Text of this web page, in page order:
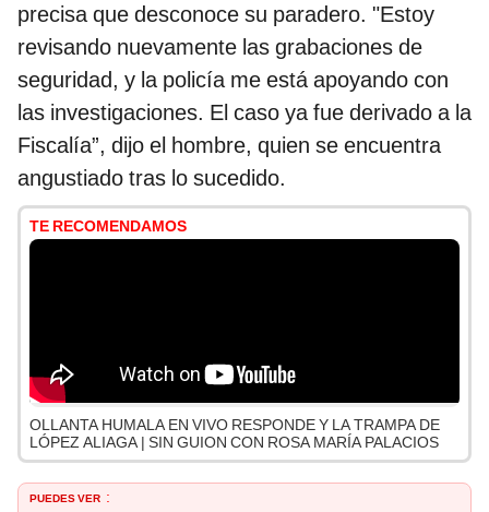
precisa que desconoce su paradero. "Estoy
revisando nuevamente las grabaciones de
seguridad, y la policía me está apoyando con
las investigaciones. El caso ya fue derivado a la
Fiscalía”, dijo el hombre, quien se encuentra
angustiado tras lo sucedido.
TE RECOMENDAMOS
OLLANTA HUMALA EN VIVO RESPONDE Y LA TRAMPA DE
LÓPEZ ALIAGA | SIN GUION CON ROSA MARÍA PALACIOS
PUEDES VER :